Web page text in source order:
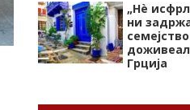
„Нѐ
ни
Грција